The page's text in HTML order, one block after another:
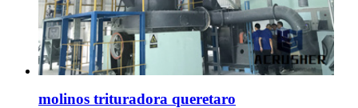
molinos trituradora queretaro